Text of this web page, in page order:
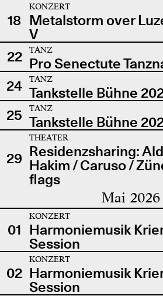
18
KONZERT
Metalstorm over
V
22
TANZ
Pro Senectute
24
TANZ
Tankstelle Bühne
25
TANZ
Tankstelle Bühne
29
THEATER
Residenzsharing:
Hakim / Caruso /
flags
Mai 2026
01
KONZERT
Harmoniemusik
Session
02
KONZERT
Harmoniemusik
Session